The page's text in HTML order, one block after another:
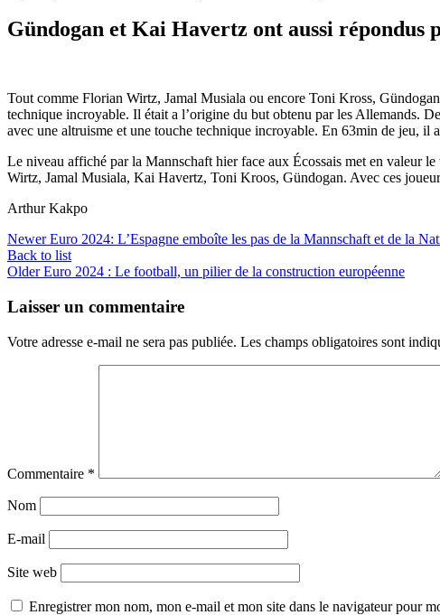
Gündogan et Kai Havertz ont aussi répondus
Tout comme Florian Wirtz, Jamal Musiala ou encore Toni Kross,
technique incroyable. Il était a l’origine du but obtenu par les Allemands.
avec une altruisme et une touche technique incroyable. En 63min de jeu, il
Le niveau affiché par la Mannschaft hier face aux Écossais met en valeur
Wirtz, Jamal Musiala, Kai Havertz, Toni Kroos, Gündogan. Avec ces
Arthur Kakpo
Newer Euro 2024: L’Espagne emboîte les pas de la Mannschaft et de la
Back to list
Older Euro 2024 : Le football, un pilier de la construction européenne
Laisser un commentaire
Votre adresse e-mail ne sera pas publiée. Les champs obligatoires sont
Commentaire *
Nom
E-mail
Site web
Enregistrer mon nom, mon e-mail et mon site dans le navigateur pour